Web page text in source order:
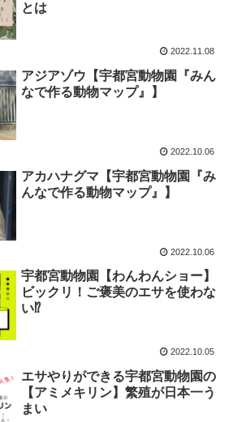
とは
2022.11.08
アジアゾウ【宇都宮動物園『みん
なで作る動物マップ』】
2022.10.06
アカハナグマ【宇都宮動物園『み
んなで作る動物マップ』】
2022.10.06
宇都宮動物園【わんわんショー】
ビックリ！ご褒美のエサを使わな
い⁉
2022.10.05
エサやりができる宇都宮動物園の
【アミメキリン】繁殖が日本一う
まい